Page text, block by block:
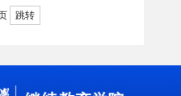
跳转